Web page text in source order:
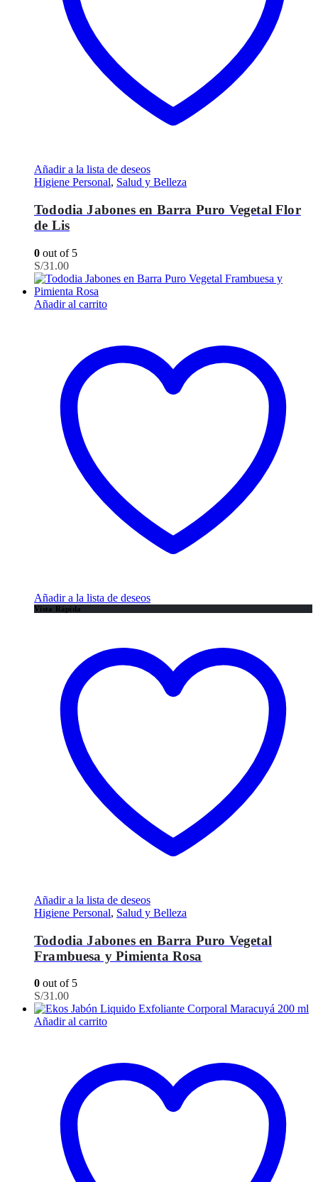
Añadir a la lista de deseos
Higiene Personal, Salud y Belleza
Tododia Jabones en Barra Puro Vegetal Flor
de Lis
0 out of 5
S/31.00
Añadir al carrito
Añadir a la lista de deseos
Vista Rápida
Añadir a la lista de deseos
Higiene Personal, Salud y Belleza
Tododia Jabones en Barra Puro Vegetal
Frambuesa y Pimienta Rosa
0 out of 5
S/31.00
Añadir al carrito